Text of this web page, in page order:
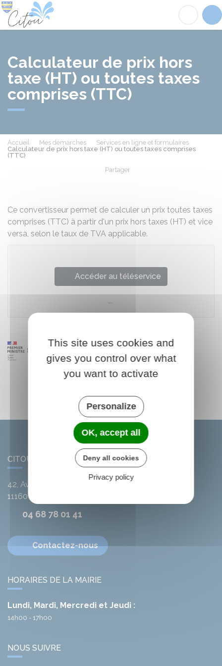
Calculateur de prix hors
taxe (HT) ou toutes taxes
comprises (TTC)
Accueil Mes démarches
Services en ligne et formulaires
Calculateur de prix hors taxe (HT) ou toutes taxes comprises
(TTC)
Partager
Ce convertisseur permet de calculer un prix toutes taxes
comprises (TTC) à partir d'un prix hors taxes (HT) et vice
versa, selon le taux de TVA applicable.
Accéder au téléservice
CITOU
42, Avenue de l'Argent-Double
11160
04 68 78 01 41
Contactez-nous
HORAIRES DE LA MAIRIE
Lundi, Mardi, Mercredi et Jeudi :
14h00 - 17h00
NOUS SUIVRE
This site uses cookies and
gives you control over what
you want to activate
Personalize
OK, accept all
Deny all cookies
Privacy policy